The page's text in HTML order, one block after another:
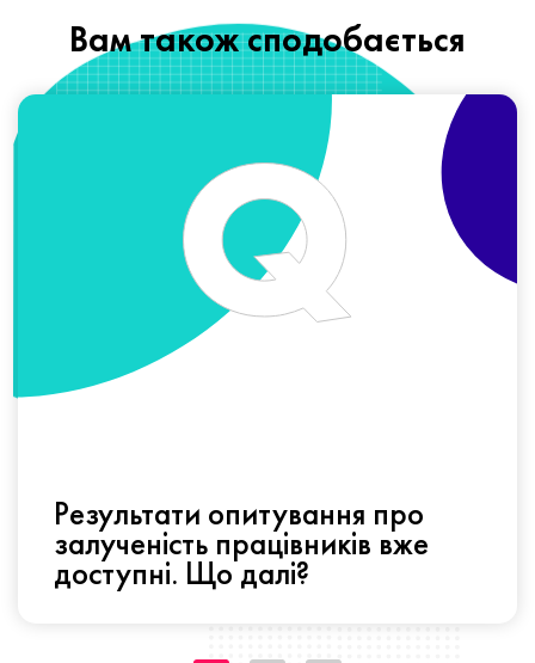
Вам також сподобається
Результати опитування про
залученість працівників вже
доступні. Що далі?